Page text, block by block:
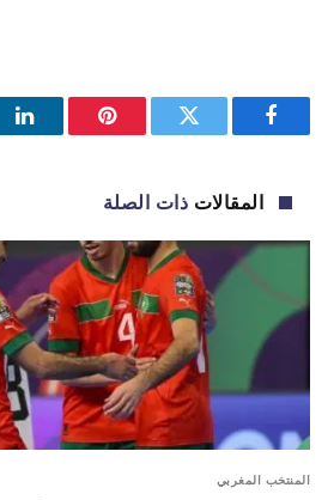
فيسبوك تويتر بينتيريست
المقالات ذات الصلة
المنتخب المغربي